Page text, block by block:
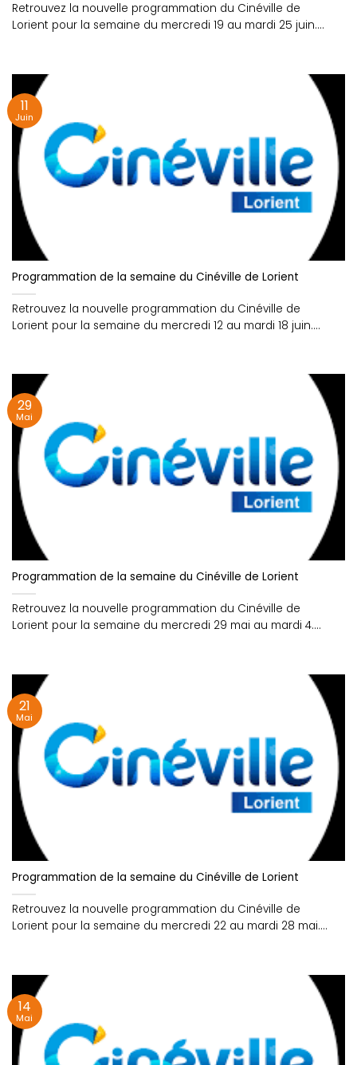
Retrouvez la nouvelle programmation du Cinéville de
Lorient pour la semaine du mercredi 19 au mardi 25 juin....
Programmation de la semaine du Cinéville de Lorient
Retrouvez la nouvelle programmation du Cinéville de
Lorient pour la semaine du mercredi 12 au mardi 18 juin....
11
Juin
Programmation de la semaine du Cinéville de Lorient
Retrouvez la nouvelle programmation du Cinéville de
Lorient pour la semaine du mercredi 29 mai au mardi 4....
29
Mai
Programmation de la semaine du Cinéville de Lorient
Retrouvez la nouvelle programmation du Cinéville de
Lorient pour la semaine du mercredi 22 au mardi 28 mai....
21
Mai
14
Mai